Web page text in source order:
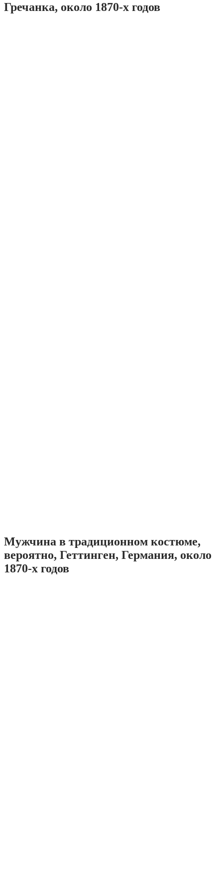
Гречанка, около 1870-х годов
Мужчина в традиционном костюме,
вероятно, Геттинген, Германия, около
1870-х годов